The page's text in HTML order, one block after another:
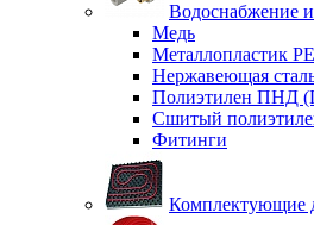
Водоснабжение
Медь
Металлопластик
Нержавеющая
Полиэтилен ПНД
Сшитый
Фитинги
Комплектующие